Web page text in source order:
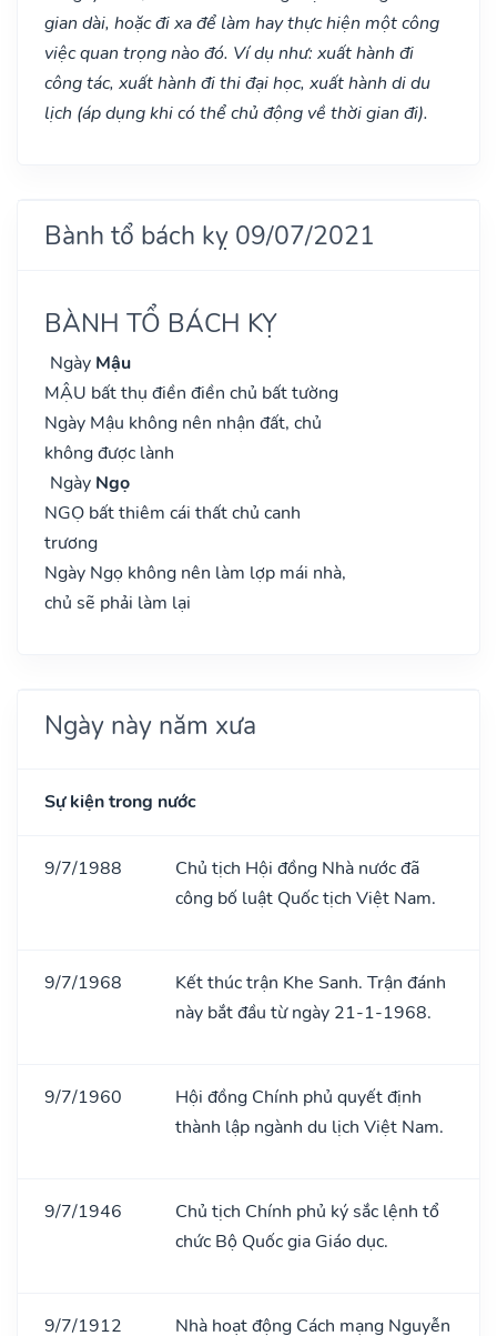
gian dài, hoặc đi xa để làm hay thực hiện một công
việc quan trọng nào đó. Ví dụ như: xuất hành đi
công tác, xuất hành đi thi đại học, xuất hành di du
lịch (áp dụng khi có thể chủ động về thời gian đi).
Bành tổ bách kỵ 09/07/2021
BÀNH TỔ BÁCH KỴ
Ngày Mậu
MẬU bất thụ điền điền chủ bất tường
Ngày Mậu không nên nhận đất, chủ
không được lành
Ngày Ngọ
NGỌ bất thiêm cái thất chủ canh
trương
Ngày Ngọ không nên làm lợp mái nhà,
chủ sẽ phải làm lại
Ngày này năm xưa
Sự kiện trong nước
9/7/1988
Chủ tịch Hội đồng Nhà nước đã
công bố luật Quốc tịch Việt Nam.
9/7/1968
Kết thúc trận Khe Sanh. Trận đánh
này bắt đầu từ ngày 21-1-1968.
9/7/1960
Hội đồng Chính phủ quyết định
thành lập ngành du lịch Việt Nam.
9/7/1946
Chủ tịch Chính phủ ký sắc lệnh tổ
chức Bộ Quốc gia Giáo dục.
9/7/1912
Nhà hoạt động Cách mạng Nguyễn